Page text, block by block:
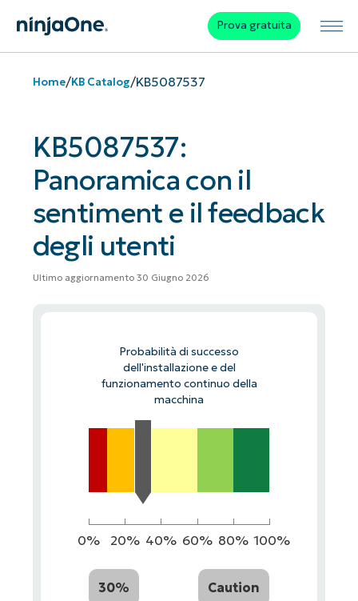
Prova gratuita
Home/KB Catalog/KB5087537
KB5087537:
Panoramica con il
sentiment e il feedback
degli utenti
Ultimo aggiornamento 30 Giugno 2026
Probabilità di successo
dell'installazione e del
funzionamento continuo della
macchina
0% 20% 40% 60% 80% 100%
30% Caution